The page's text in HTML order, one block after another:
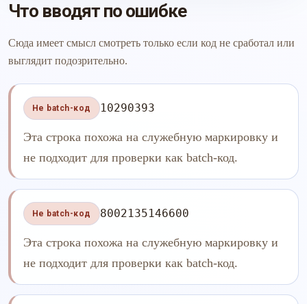
Что вводят по ошибке
Сюда имеет смысл смотреть только если код не сработал или
выглядит подозрительно.
Не batch-код 10290393
Эта строка похожа на служебную маркировку и
не подходит для проверки как batch-код.
Не batch-код 8002135146600
Эта строка похожа на служебную маркировку и
не подходит для проверки как batch-код.